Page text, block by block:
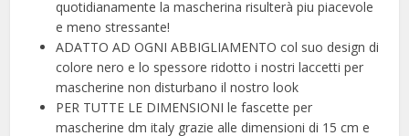
quotidianamente la mascherina risulterà piu piacevole
e meno stressante!
ADATTO AD OGNI ABBIGLIAMENTO col suo design di
colore nero e lo spessore ridotto i nostri laccetti per
mascherine non disturbano il nostro look
PER TUTTE LE DIMENSIONI le fascette per
mascherine dm italy grazie alle dimensioni di 15 cm e